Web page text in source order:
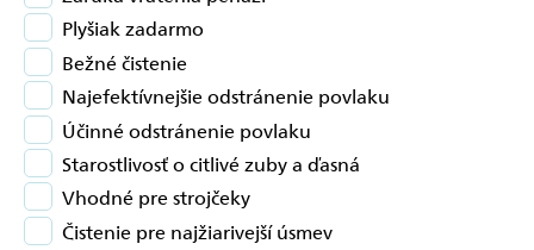
Plyšiak zadarmo
Bežné čistenie
Najefektívnejšie odstránenie povlaku
Účinné odstránenie povlaku
Starostlivosť o citlivé zuby a ďasná
Vhodné pre strojčeky
Čistenie pre najžiarivejší úsmev